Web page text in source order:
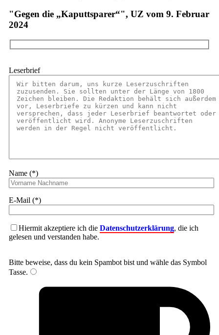
"Gegen die „Kaputtsparer“", UZ vom 9. Februar
2024
Leserbrief
Name (*)
E-Mail (*)
Hiermit akzeptiere ich die Datenschutzerklärung, die ich
gelesen und verstanden habe.
Bitte beweise, dass du kein Spambot bist und wähle das Symbol
Tasse.